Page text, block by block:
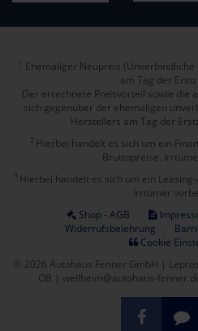
Ehemaliger Neupreis
am Tag der
Der errechnete Preisvorteil sowie die
sich gegenüber der ehemaligen
Herstellers am Tag der
2 Hierbei handelt es sich um ein
Bruttopreise.
3 Hierbei handelt es sich um ein
Irrtümer
Shop - AGB
Widerrufsbelehrung
Cookie
© 2026 Autohaus Fenner GmbH |
OB | weilheim@autohaus-